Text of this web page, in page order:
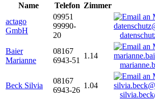
Name
Telefon Zimmer
actago
GmbH
09951
99990-
20
Baier
Marianne
08167
6943-51
1.14
Beck Silvia
08167
6943-26
1.04